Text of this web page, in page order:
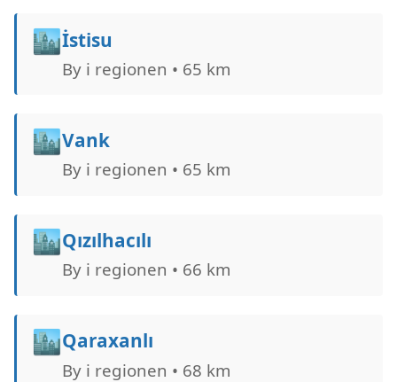
🏙️İstisu
By i regionen • 65 km
🏙️Vank
By i regionen • 65 km
🏙️Qızılhacılı
By i regionen • 66 km
🏙️Qaraxanlı
By i regionen • 68 km